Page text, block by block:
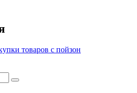
товаров с пойзон